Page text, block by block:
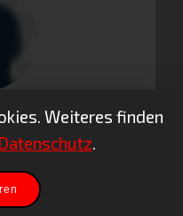
Weiteres finden
Datenschutz.